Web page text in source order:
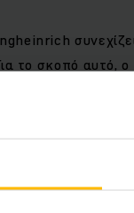
το σκοπό αυτό, ο
τρόπο πλήρως
τη βοήθεια του
αγορά ενός νέου